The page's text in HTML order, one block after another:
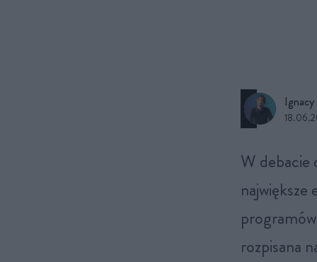
W debacie o transformacji energetycznej to elektrownie budzą
największe
rozpisana